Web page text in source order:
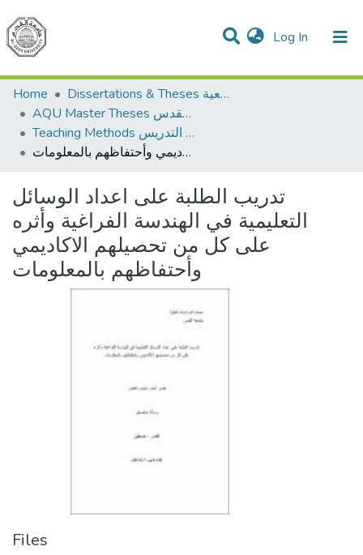
Log In (current)
Communities & Collections
All of DSpace
Home
Dissertations & Theses الرسائل الجامعية
AQU Master Theses الرسائل الجامعية الخاصة بجامعة القدس
Teaching Methods أساليب التدريس
تدريب الطلبة على اعداد الوسائل التعليمية في الهندسة الفراغية وأثره على كل من تحصيلهم الاكاديمي وأحتفاظهم بالمعلومات
تدريب الطلبة على اعداد الوسائل
التعليمية في الهندسة الفراغية وأثره
على كل من تحصيلهم الاكاديمي
وأحتفاظهم بالمعلومات
Files